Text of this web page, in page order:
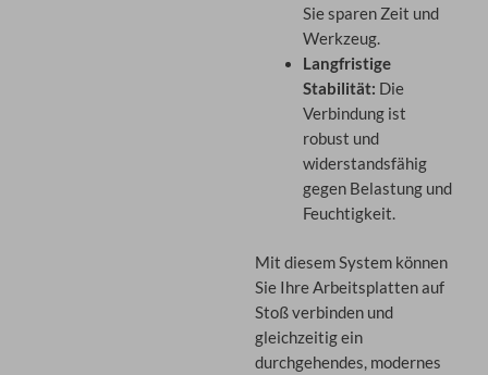
Sie sparen Zeit und
Werkzeug.
Langfristige
Stabilität: Die
Verbindung ist
robust und
widerstandsfähig
gegen Belastung und
Feuchtigkeit.
Mit diesem System können
Sie Ihre Arbeitsplatten auf
Stoß verbinden und
gleichzeitig ein
durchgehendes, modernes